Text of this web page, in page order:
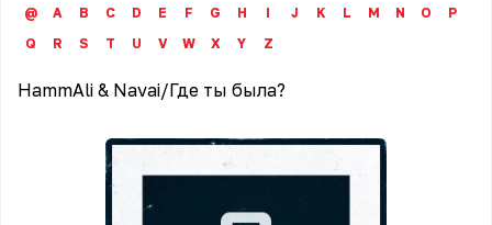
@
A B C D E F G H I J K L M N O
P
Q
R S T U V W X Y Z
HammAli & Navai/Где ты была?